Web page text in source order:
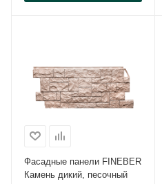
Фасадные панели FINEBER
Камень дикий, песочный